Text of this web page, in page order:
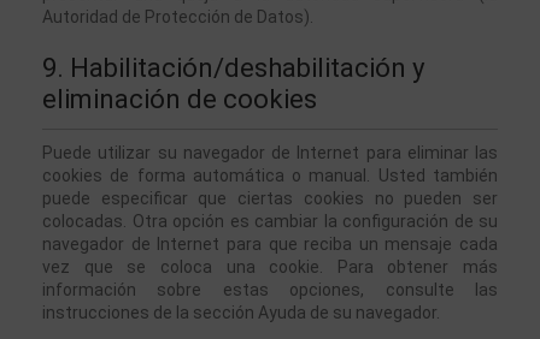
Autoridad de Protección de Datos).
9. Habilitación/deshabilitación y
eliminación de cookies
Puede utilizar su navegador de Internet para eliminar las
cookies de forma automática o manual. Usted también
puede especificar que ciertas cookies no pueden ser
colocadas. Otra opción es cambiar la configuración de su
navegador de Internet para que reciba un mensaje cada
vez que se coloca una cookie. Para obtener más
información sobre estas opciones, consulte las
instrucciones de la sección Ayuda de su navegador.